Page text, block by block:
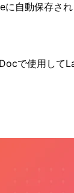
に自動保存さ
で使用して